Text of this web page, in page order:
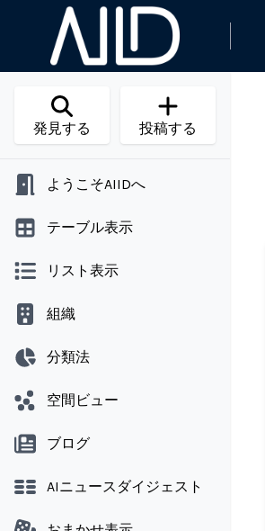
発見する 投稿する
ようこそAIIDへ
テーブル表示
リスト表示
組織
分類法
空間ビュー
ブログ
AIニュースダイジェスト